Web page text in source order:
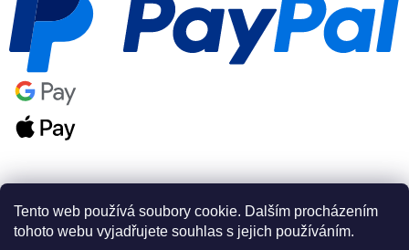
Tento web používá soubory cookie. Dalším procházením
tohoto webu vyjadřujete souhlas s jejich používáním.
Vytvořil Shoptet Premium